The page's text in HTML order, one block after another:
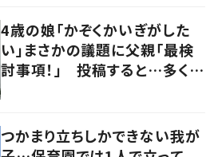
4歳の娘「かぞくかいぎがした
い」まさかの議題に父親「最検
討事項！」 投稿すると…多くの
つかまり立ちしかできない我が